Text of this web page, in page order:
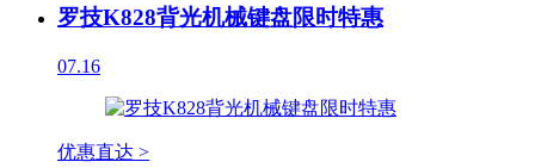
罗技K828背光机械键盘限时特惠
07.16
优惠直达 >